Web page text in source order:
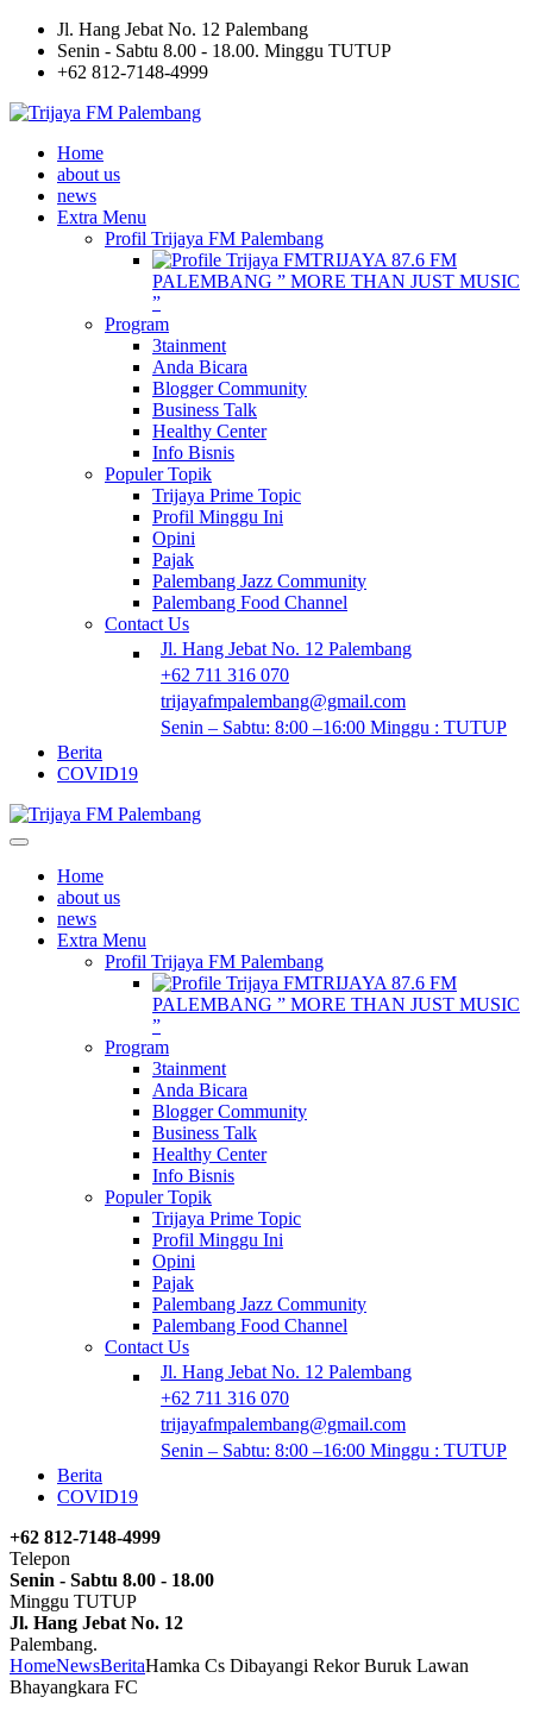
Jl. Hang Jebat No. 12 Palembang
Senin - Sabtu 8.00 - 18.00. Minggu TUTUP
+62 812-7148-4999
Home
about us
news
Extra Menu
Profil Trijaya FM Palembang
TRIJAYA 87.6 FM
PALEMBANG ” MORE THAN JUST MUSIC
”
Program
3tainment
Anda Bicara
Blogger Community
Business Talk
Healthy Center
Info Bisnis
Populer Topik
Trijaya Prime Topic
Profil Minggu Ini
Opini
Pajak
Palembang Jazz Community
Palembang Food Channel
Contact Us
Jl. Hang Jebat No. 12 Palembang
+62 711 316 070
trijayafmpalembang@gmail.com
Senin – Sabtu: 8:00 –16:00 Minggu : TUTUP
Berita
COVID19
Home
about us
news
Extra Menu
Profil Trijaya FM Palembang
TRIJAYA 87.6 FM
PALEMBANG ” MORE THAN JUST MUSIC
”
Program
3tainment
Anda Bicara
Blogger Community
Business Talk
Healthy Center
Info Bisnis
Populer Topik
Trijaya Prime Topic
Profil Minggu Ini
Opini
Pajak
Palembang Jazz Community
Palembang Food Channel
Contact Us
Jl. Hang Jebat No. 12 Palembang
+62 711 316 070
trijayafmpalembang@gmail.com
Senin – Sabtu: 8:00 –16:00 Minggu : TUTUP
Berita
COVID19
+62 812-7148-4999
Telepon
Senin - Sabtu 8.00 - 18.00
Minggu TUTUP
Jl. Hang Jebat No. 12
Palembang.
HomeNewsBeritaHamka Cs Dibayangi Rekor Buruk Lawan
Bhayangkara FC